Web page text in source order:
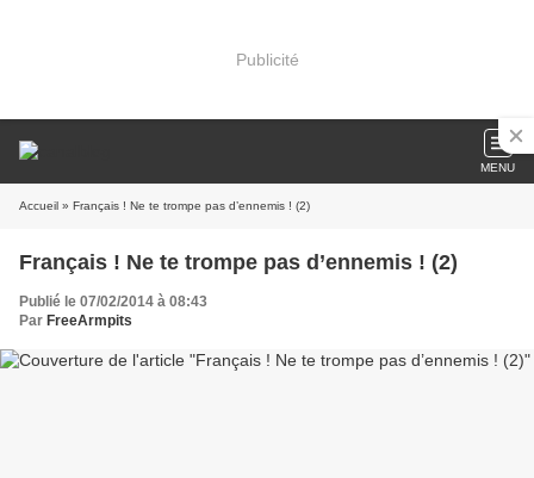
Publicité
MENU
Accueil » Français ! Ne te trompe pas d’ennemis ! (2)
Français ! Ne te trompe pas d’ennemis ! (2)
Publié le 07/02/2014 à 08:43
Par FreeArmpits